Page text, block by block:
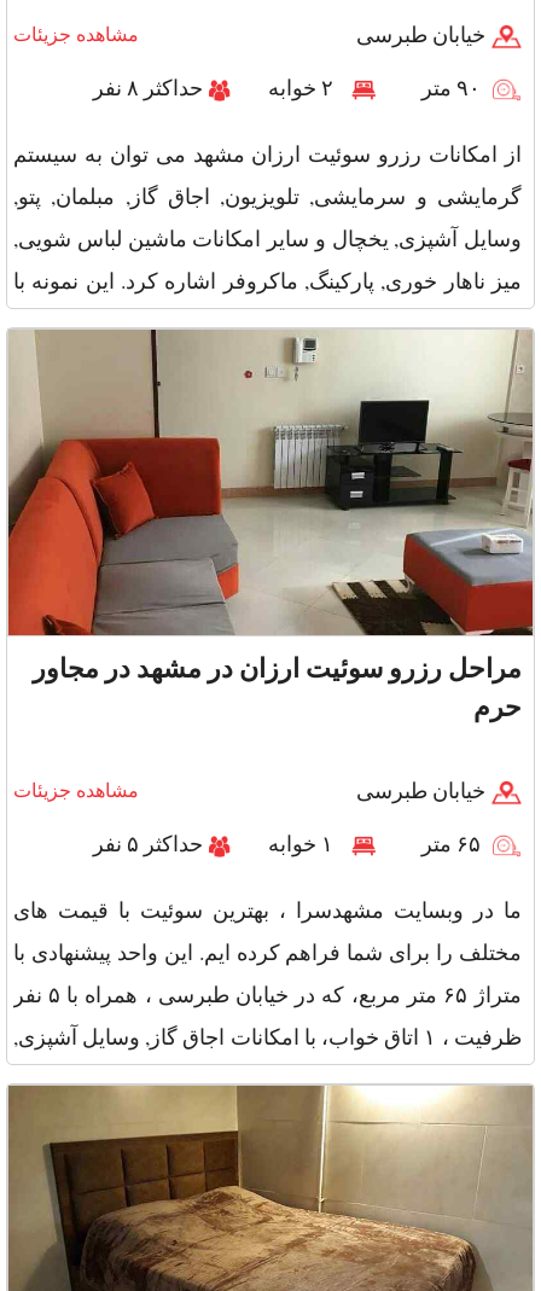
خیابان طبرسی مشاهده جزیئات
حداکثر ۸ نفر
از امکانات رزرو سوئیت ارزان مشهد می توان به سیستم
گرمایشی و سرمایشی, تلویزیون, اجاق گاز, مبلمان, پتو,
وسایل آشپزی, یخچال و سایر امکانات ماشین لباس شویی,
میز ناهار خوری, پارکینگ, ماکروفر اشاره کرد. این نمونه با
متراژ ۹۰ م
مراحل رزرو سوئیت ارزان در مشهد در مجاور
حرم
خیابان طبرسی مشاهده جزیئات
حداکثر ۵ نفر
ما در وبسایت مشهدسرا ، بهترین سوئیت با قیمت های
مختلف را برای شما فراهم کرده ایم. این واحد پیشنهادی با
متراژ ۶۵ متر مربع، که در خیابان طبرسی ، همراه با ۵ نفر
ظرفیت ، ۱ اتاق خواب، با امکانات اجاق گاز, وسایل آشپزی,
پتو, ت